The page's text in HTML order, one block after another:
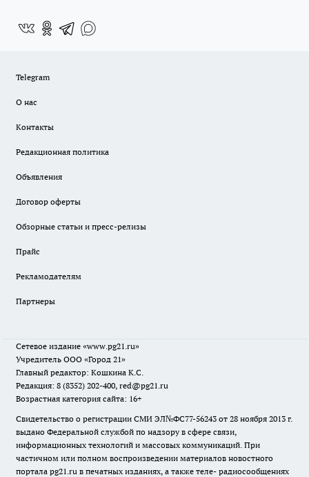
Telegram
О нас
Контакты
Редакционная политика
Объявления
Договор оферты
Обзорные статьи и пресс-релизы
Прайс
Рекламодателям
Партнеры
Сетевое издание «www.pg21.ru»
Учредитель ООО «Город 21»
Главный редактор: Кошкина К.С.
Редакция: 8 (8352) 202-400, red@pg21.ru
Возрастная категория сайта: 16+
Свидетельство о регистрации СМИ ЭЛ№ФС77-56243 от 28 ноября 2013 г.
выдано Федеральной службой по надзору в сфере связи,
информационных технологий и массовых коммуникаций. При
частичном или полном воспроизведении материалов новостного
портала pg21.ru в печатных изданиях, а также теле- радиосообщениях